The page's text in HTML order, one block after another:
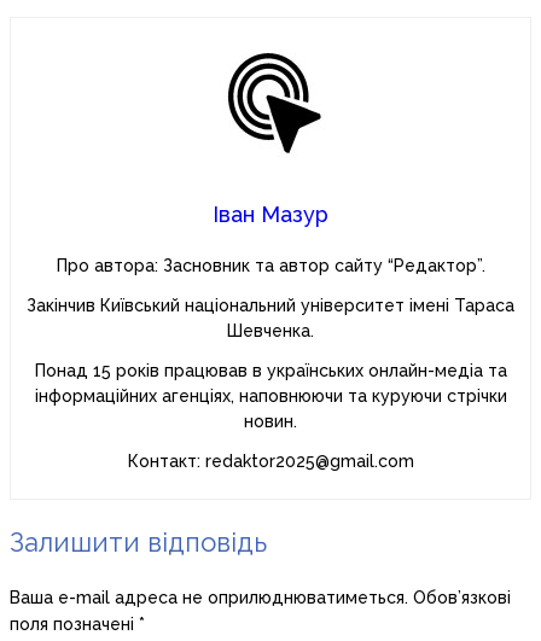
Іван Мазур
Про автора: Засновник та автор сайту “Редактор”.
Закінчив Київський національний університет імені Тараса
Шевченка.
Понад 15 років працював в українських онлайн-медіа та
інформаційних агенціях, наповнюючи та куруючи стрічки
новин.
Контакт: redaktor2025@gmail.com
Залишити відповідь
Ваша e-mail адреса не оприлюднюватиметься. Обов’язкові
поля позначені *